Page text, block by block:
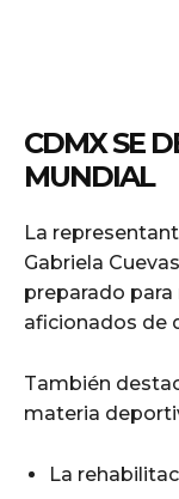
CDMX SE
MUNDIAL
La
Gabriela
preparado para
aficionados de
También
materia
La